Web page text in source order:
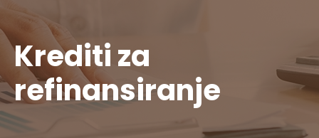
Krediti za
refinansiranje